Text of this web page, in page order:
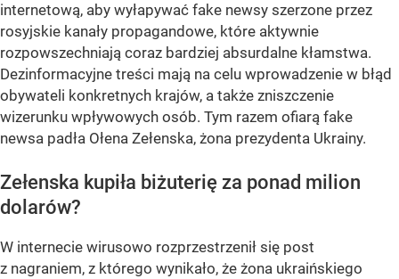
internetową, aby wyłapywać fake newsy szerzone przez
rosyjskie kanały propagandowe, które aktywnie
rozpowszechniają coraz bardziej absurdalne kłamstwa.
Dezinformacyjne treści mają na celu wprowadzenie w błąd
obywateli konkretnych krajów, a także zniszczenie
wizerunku wpływowych osób. Tym razem ofiarą fake
newsa padła Ołena Zełenska, żona prezydenta Ukrainy.
Zełenska kupiła biżuterię za ponad milion
dolarów?
W internecie wirusowo rozprzestrzenił się post
z nagraniem, z którego wynikało, że żona ukraińskiego